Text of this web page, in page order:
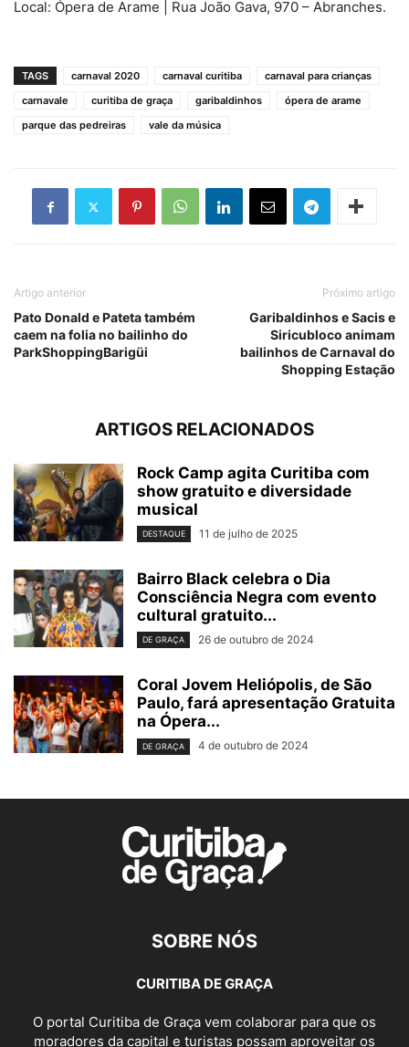
Local: Ópera de Arame | Rua João Gava, 970 – Abranches.
TAGS carnaval 2020 carnaval curitiba
carnaval para crianças
carnavale
curitiba de graça garibaldinhos
ópera de arame
parque das pedreiras
vale da música
Artigo anterior
Pato Donald e Pateta também
caem na folia no bailinho do
ParkShoppingBarigüi
Próximo artigo
Garibaldinhos e Sacis e
Siricubloco animam
bailinhos de Carnaval do
Shopping Estação
ARTIGOS RELACIONADOS
Rock Camp agita Curitiba com
show gratuito e diversidade
musical
DESTAQUE 11 de julho de 2025
Bairro Black celebra o Dia
Consciência Negra com evento
cultural gratuito...
DE GRAÇA 26 de outubro de 2024
Coral Jovem Heliópolis, de São
Paulo, fará apresentação Gratuita
na Ópera...
DE GRAÇA 4 de outubro de 2024
SOBRE NÓS
CURITIBA DE GRAÇA
O portal Curitiba de Graça vem colaborar para que os
moradores da capital e turistas possam aproveitar os